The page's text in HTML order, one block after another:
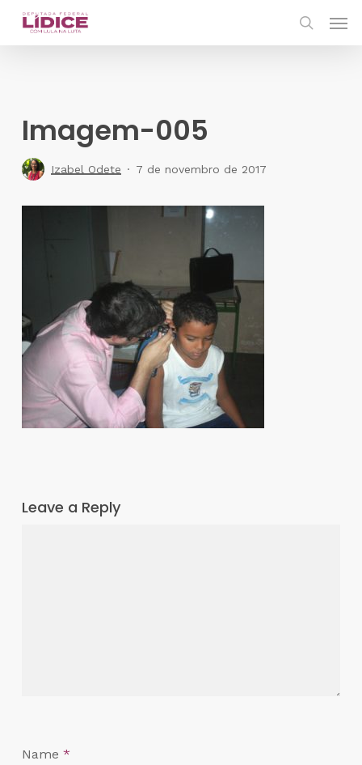
Skip
Imagem-005
Izabel Odete 7 de novembro de 2017
Leave a Reply
Name *